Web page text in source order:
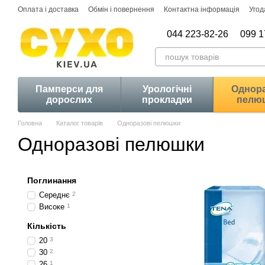
Перейти до основного контенту
Оплата і доставка Обмін і повернення Контактна інформація
044 223-82-26 099
Памперси для
дорослих
Урологічні
прокладки
Головна Каталог товарів Одноразові пелюшки
Одноразові пелюшки
Поглинання
Середнє 2
Високе 1
Кількість
20 3
30 2
1